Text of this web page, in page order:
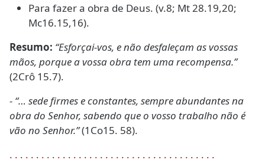
Para fazer a obra de Deus. (v.8; Mt 28.19,20;
Mc16.15,16).
Resumo: “Esforçai-vos, e não desfaleçam as vossas
mãos, porque a vossa obra tem uma recompensa.”
(2Crô 15.7).
- “… sede firmes e constantes, sempre abundantes na
obra do Senhor, sabendo que o vosso trabalho não é
vão no Senhor.”(1Co15. 58).
. . . . . . . . . . . . . . . . . . . . . . . . . . . . . . . . . . . . . . .